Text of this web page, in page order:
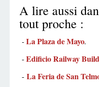
A lire aussi
tout proche :
-La Plaza de Mayo.
-Edificio Railway
- La Feria de San